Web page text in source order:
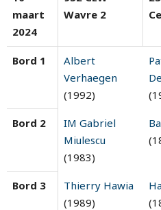
maart
2024
Wavre 2
Bord 1
Albert
Verhaegen
(1992)
Bord 2
IM Gabriel
Miulescu
(1983)
Bord 3
Thierry Hawia
(1989)